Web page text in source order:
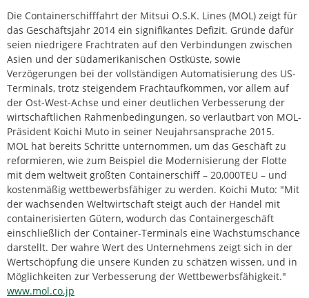
Die Containerschifffahrt der Mitsui O.S.K. Lines (MOL) zeigt für
das Geschäftsjahr 2014 ein signifikantes Defizit. Gründe dafür
seien niedrigere Frachtraten auf den Verbindungen zwischen
Asien und der südamerikanischen Ostküste, sowie
Verzögerungen bei der vollständigen Automatisierung des US-
Terminals, trotz steigendem Frachtaufkommen, vor allem auf
der Ost-West-Achse und einer deutlichen Verbesserung der
wirtschaftlichen Rahmenbedingungen, so verlautbart von MOL-
Präsident Koichi Muto in seiner Neujahrsansprache 2015.
MOL hat bereits Schritte unternommen, um das Geschäft zu
reformieren, wie zum Beispiel die Modernisierung der Flotte
mit dem weltweit größten Containerschiff – 20,000TEU – und
kostenmäßig wettbewerbsfähiger zu werden. Koichi Muto: "Mit
der wachsenden Weltwirtschaft steigt auch der Handel mit
containerisierten Gütern, wodurch das Containergeschäft
einschließlich der Container-Terminals eine Wachstumschance
darstellt. Der wahre Wert des Unternehmens zeigt sich in der
Wertschöpfung die unsere Kunden zu schätzen wissen, und in
Möglichkeiten zur Verbesserung der Wettbewerbsfähigkeit."
www.mol.co.jp